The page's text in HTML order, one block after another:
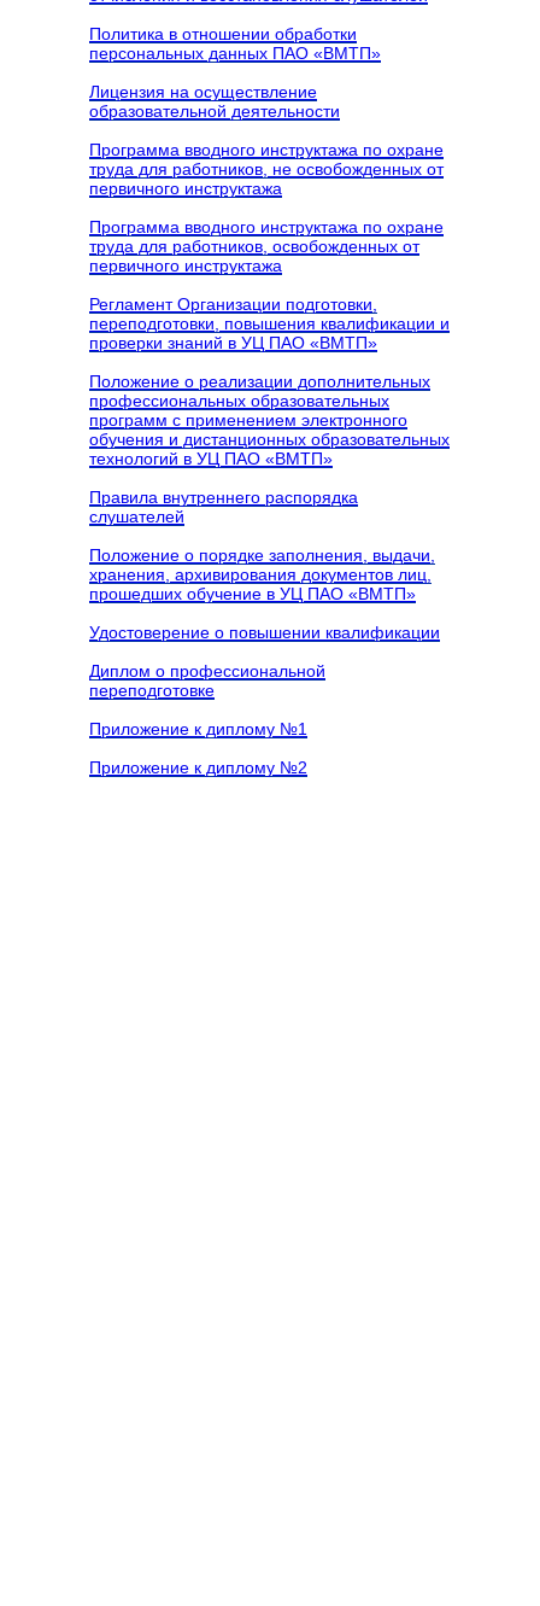
Политика в отношении обработки
персональных данных ПАО «ВМТП»
Лицензия на осуществление
образовательной деятельности
Программа вводного инструктажа по охране
труда для работников, не освобожденных от
первичного инструктажа
Программа вводного инструктажа по охране
труда для работников, освобожденных от
первичного инструктажа
Регламент Организации подготовки,
переподготовки, повышения квалификации и
проверки знаний в УЦ ПАО «ВМТП»
Положение о реализации дополнительных
профессиональных образовательных
программ с применением электронного
обучения и дистанционных образовательных
технологий в УЦ ПАО «ВМТП»
Правила внутреннего распорядка
слушателей
Положение о порядке заполнения, выдачи,
хранения, архивирования документов лиц,
прошедших обучение в УЦ ПАО «ВМТП»
Удостоверение о повышении квалификации
Диплом о профессиональной
переподготовке
Приложение к диплому №1
Приложение к диплому №2